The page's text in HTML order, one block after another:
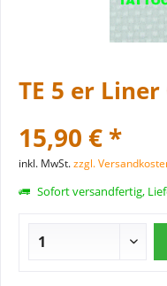
TE 5 er Liner
15,90 € *
inkl. MwSt.zzgl.
Sofort versandfertig,